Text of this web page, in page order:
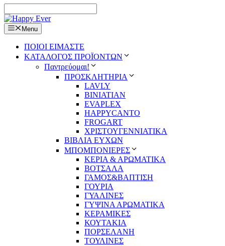
Menu
ΠΟΙΟΙ ΕΙΜΑΣΤΕ
ΚΑΤΑΛΟΓΟΣ ΠΡΟΪΟΝΤΩΝ
Παντρεύομαι!
ΠΡΟΣΚΛΗΤΗΡΙΑ
LAVLY
BINIATIAN
EVAPLEX
HAPPYCANTO
FROGART
ΧΡΙΣΤΟΥΓΕΝΝΙΑΤΙΚΑ
ΒΙΒΛΙΑ ΕΥΧΩΝ
ΜΠΟΜΠΟΝΙΕΡΕΣ
ΚΕΡΙΑ & ΑΡΩΜΑΤΙΚΑ
ΒΟΤΣΑΛΑ
ΓΑΜΟΣ&ΒΑΠΤΙΣΗ
ΓΟΥΡΙΑ
ΓΥΑΛΙΝΕΣ
ΓΥΨΙΝΑ ΑΡΩΜΑΤΙΚΑ
ΚΕΡΑΜΙΚΕΣ
ΚΟΥΤΑΚΙΑ
ΠΟΡΣΕΛΑΝΗ
ΤΟΥΛΙΝΕΣ